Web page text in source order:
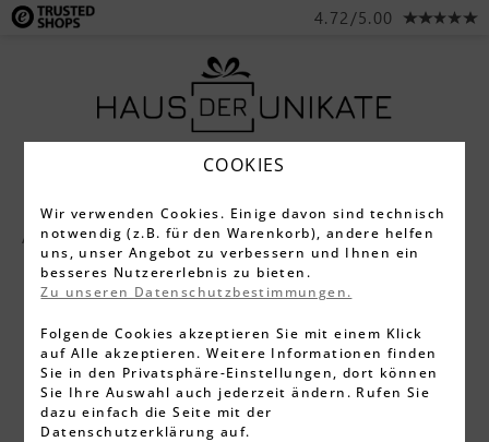
4.72/5.00
Alle Produkte Schreibgeräte Füller
COOKIES
Wir verwenden Cookies. Einige davon sind technisch
notwendig (z.B. für den Warenkorb), andere helfen
uns, unser Angebot zu verbessern und Ihnen ein
besseres Nutzererlebnis zu bieten.
Zu unseren Datenschutzbestimmungen.
Folgende Cookies akzeptieren Sie mit einem Klick
auf Alle akzeptieren. Weitere Informationen finden
Sie in den Privatsphäre-Einstellungen, dort können
Sie Ihre Auswahl auch jederzeit ändern. Rufen Sie
dazu einfach die Seite mit der
Datenschutzerklärung auf.